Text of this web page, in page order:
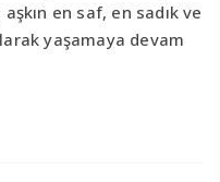
en saf, en sadık ve
yaşamaya devam